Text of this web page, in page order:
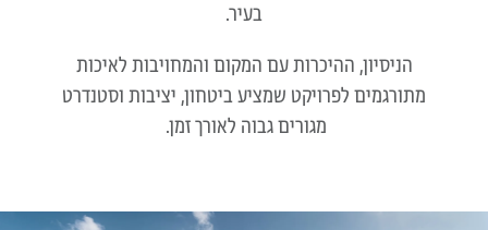
בעיר.
הניסיון, ההיכרות עם המקום והמחויבות לאיכות
מתורגמים לפרויקט שמציע ביטחון, יציבות וסטנדרט
מגורים גבוה לאורך זמן.